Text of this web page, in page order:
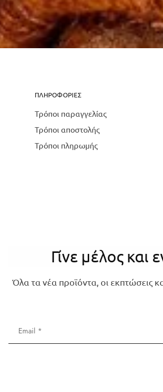
ΠΛΗΡΟΦΟΡΊΕΣ
Τρόποι παραγγελίας
Τρόποι αποστολής
Τρόποι πληρωμής
Γίνε μέλος
Όλα τα νέα προϊόντα, οι εκπτώσεις